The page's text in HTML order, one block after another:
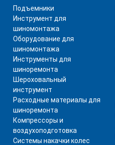
Подъемники
Инструмент для
шиномонтажа
Оборудование для
шиномонтажа
Инструменты для
шиноремонта
Шероховальный
инструмент
Расходные материалы для
шиноремонта
Компрессоры и
воздухоподготовка
Системы накачки колес